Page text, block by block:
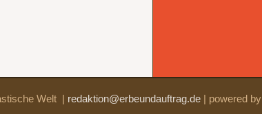
Welt redaktion@erbeundauftrag.de| powered by